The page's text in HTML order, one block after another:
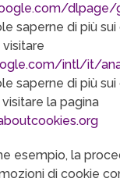
saperne di più
intl/it/
saperne di più
la pagina
esempio, la
di cookie